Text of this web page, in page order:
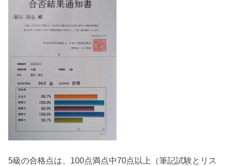
5級の合格点は、100点満点中70点以上（筆記試験とリス